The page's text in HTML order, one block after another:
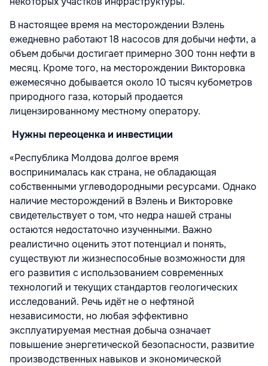
В настоящее время на месторождении Вэлень
ежедневно работают 18 насосов для добычи нефти, а
объем добычи достигает примерно 300 тонн нефти в
месяц. Кроме того, на месторождении Викторовка
ежемесячно добывается около 10 тысяч кубометров
природного газа, который продается
лицензированному местному оператору.
Нужны переоценка и инвестиции
«Республика Молдова долгое время
воспринималась как страна, не обладающая
собственными углеводородными ресурсами. Однако
наличие месторождений в Вэлень и Викторовке
свидетельствует о том, что недра нашей страны
остаются недостаточно изученными. Важно
реалистично оценить этот потенциал и понять,
существуют ли жизнеспособные возможности для
его развития с использованием современных
технологий и текущих стандартов геологических
исследований. Речь идёт не о нефтяной
независимости, но любая эффективно
эксплуатируемая местная добыча означает
повышение энергетической безопасности, развитие
производственных навыков и экономической